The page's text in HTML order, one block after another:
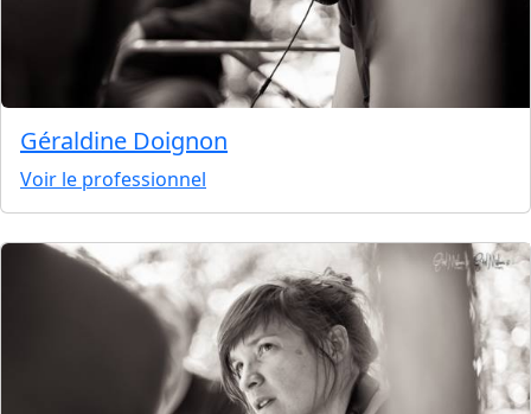
Géraldine Doignon
Voir le professionnel